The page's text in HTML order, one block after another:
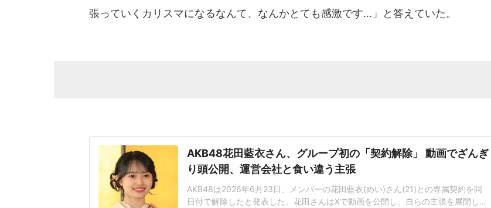
張っていくカリスマになるなんて、なんかとても感激です...」と答えていた。
AKB48花田藍衣さん、グループ初の「契約解除」 動画でざんぎ
り頭公開、運営会社と食い違う主張
AKB48は2026年6月23日、メンバーの花田藍衣(めい)さん(21)との専属契約を同
日付で解除したと発表した。花田さんはXで動画を公開し、自らの主張を展開し